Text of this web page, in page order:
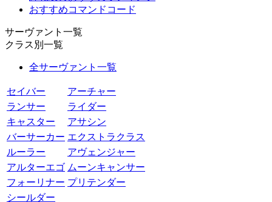
おすすめコマンドコード
サーヴァント一覧
クラス別一覧
全サーヴァント一覧
セイバー
アーチャー
ランサー
ライダー
キャスター
アサシン
バーサーカー エクストラクラス
ルーラー
アヴェンジャー
アルターエゴ ムーンキャンサー
フォーリナー プリテンダー
シールダー